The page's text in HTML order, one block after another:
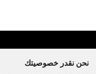
نحن نقدر خصوصيتك